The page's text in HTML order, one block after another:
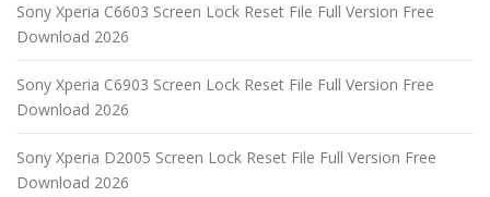
Sony Xperia C6603 Screen Lock Reset File Full Version Free
Download 2026
Sony Xperia C6903 Screen Lock Reset File Full Version Free
Download 2026
Sony Xperia D2005 Screen Lock Reset File Full Version Free
Download 2026